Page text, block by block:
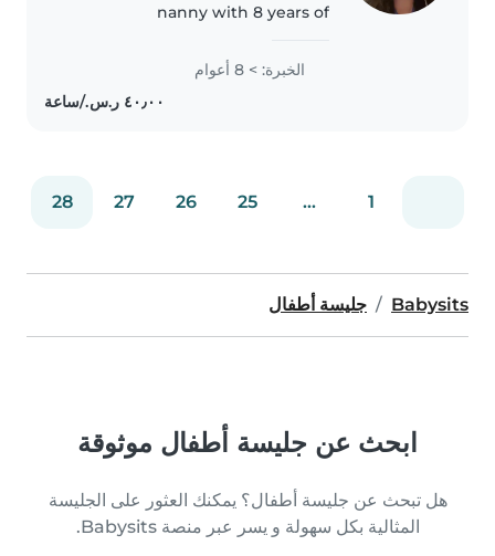
nanny with 8 years of
all ages, including those with
special needs like asthma and
diabetes, I'm excited to provide..
الخبرة: > 8 أعوام
1
...
25
26
27
28
Babysits جليسة أطفال
ابحث عن جليسة أطفال موثوقة
هل تبحث عن جليسة أطفال؟ يمكنك العثور على الجليسة
المثالية بكل سهولة و يسر عبر منصة Babysits.